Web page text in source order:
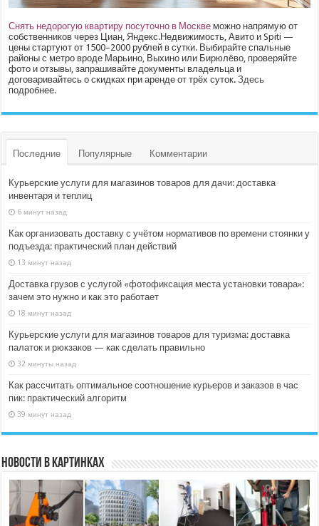
Снять недорогую квартиру посуточно в Москве можно напрямую от
собственников через Циан, Яндекс.Недвижимость, Авито и Spiti —
цены стартуют от 1500–2000 рублей в сутки. Выбирайте спальные
районы с метро вроде Марьино, Выхино или Бирюлёво, проверяйте
фото и отзывы, запрашивайте документы владельца и
договаривайтесь о скидках при аренде от трёх суток.Здесь
подробнее.
Последние Популярные Комментарии
Курьерские услуги для магазинов товаров для дачи: доставка
инвентаря и теплиц
6 минут назад
Как организовать доставку с учётом нормативов по времени стоянки у
подъезда: практический план действий
13 минут назад
Доставка грузов с услугой «фотофиксация места установки товара»:
зачем это нужно и как это работает
18 минут назад
Курьерские услуги для магазинов товаров для туризма: доставка
палаток и рюкзаков — как сделать правильно
32 минуты назад
Как рассчитать оптимальное соотношение курьеров и заказов в час
пик: практический алгоритм
39 минут назад
Новости в картинках